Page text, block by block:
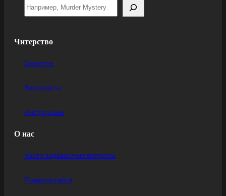
Читерство
Скрипты
Эксплойты
Инструкции
О нас
Часто задаваемые вопросы
Правила сайта